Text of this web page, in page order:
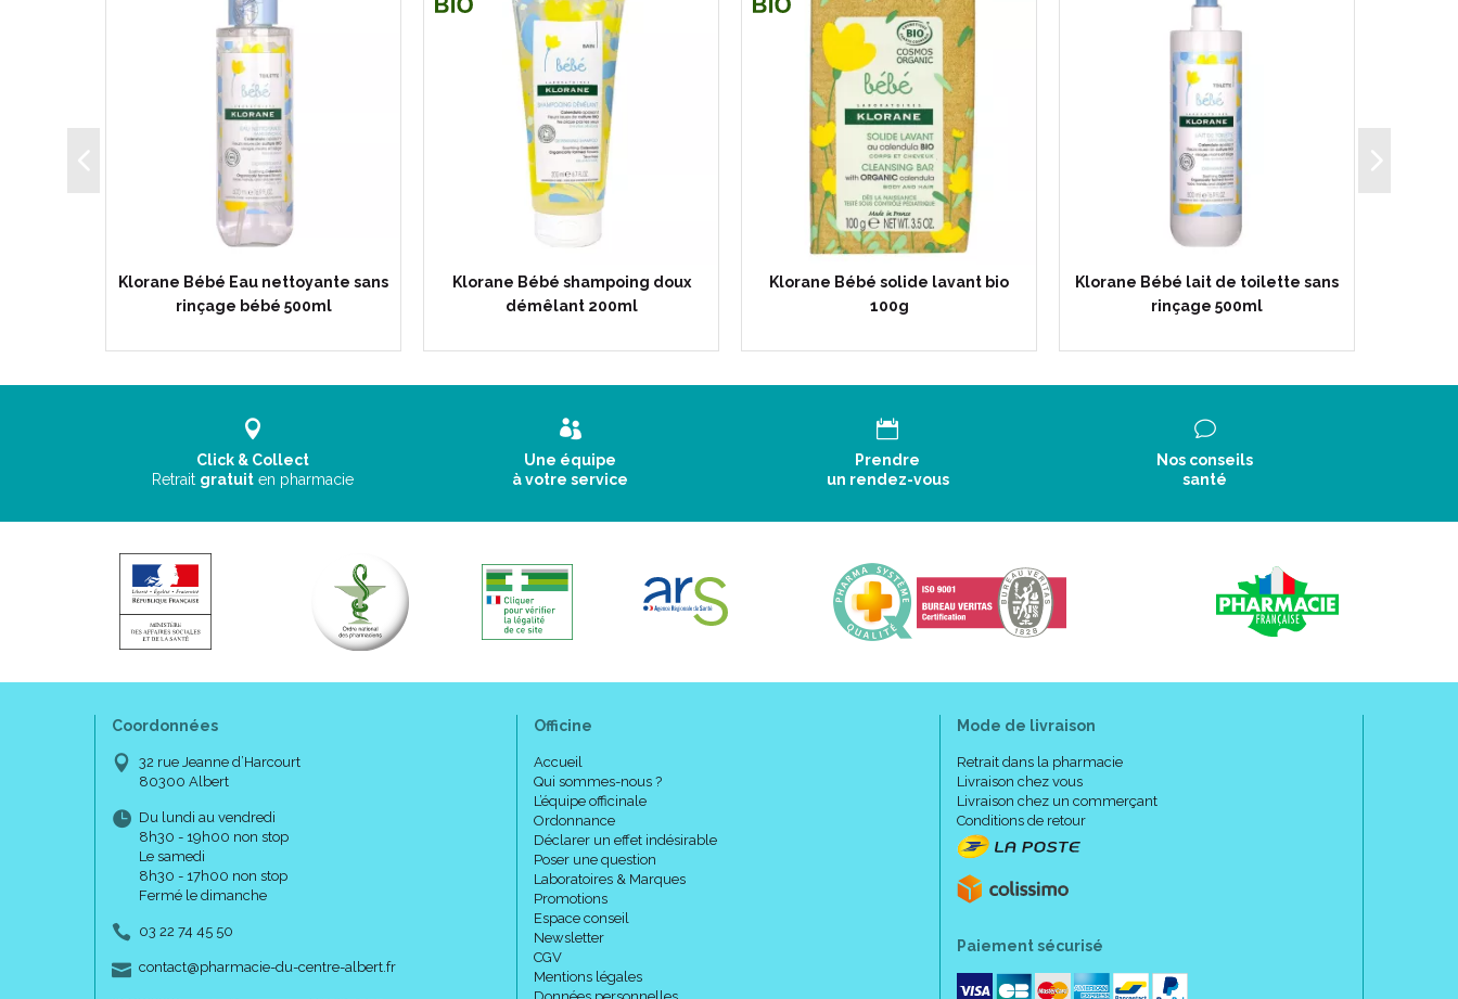
Klorane Bébé Eau nettoyante sans
rinçage bébé 500ml
Klorane Bébé shampoing doux
démêlant 200ml
Klorane Bébé solide lavant bio
100g
Klorane Bébé lait de toilette sans
rinçage 500ml
Click & Collect
Retrait gratuit en pharmacie
Une équipe
à votre service
Prendre
un rendez-vous
Nos conseils
santé
Coordonnées
32 rue Jeanne d’Harcourt
80300 Albert
Du lundi au vendredi
8h30 - 19h00 non stop
Le samedi
8h30 - 17h00 non stop
Fermé le dimanche
03 22 74 45 50
contact-
@-
pharmacie-du-centre-albert.fr
Officine
Accueil
Qui sommes-nous ?
L’équipe officinale
Ordonnance
Déclarer un effet indésirable
Poser une question
Laboratoires & Marques
Promotions
Espace conseil
Newsletter
CGV
Mentions légales
Mode de livraison
Retrait dans la pharmacie
Livraison chez vous
Livraison chez un commerçant
Conditions de retour
Paiement sécurisé